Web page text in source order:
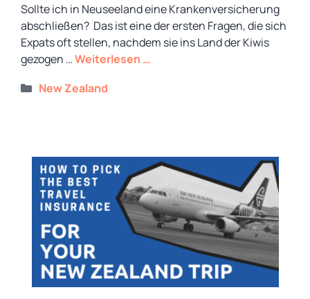
Sollte ich in Neuseeland eine Krankenversicherung
abschließen? Das ist eine der ersten Fragen, die sich
Expats oft stellen, nachdem sie ins Land der Kiwis
gezogen …Weiterlesen …
Kategorien
New Zealand